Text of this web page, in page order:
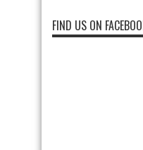
FIND US ON